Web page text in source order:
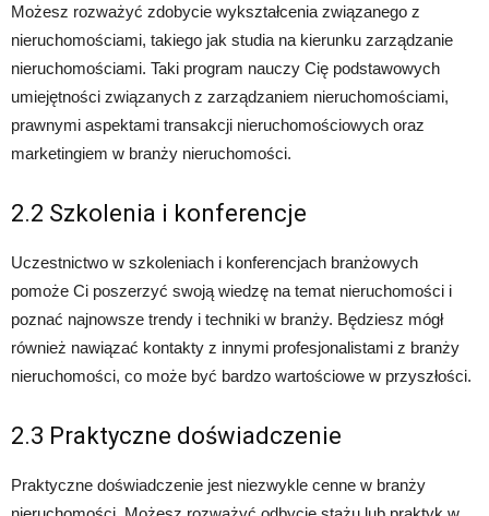
Możesz rozważyć zdobycie wykształcenia związanego z
nieruchomościami, takiego jak studia na kierunku zarządzanie
nieruchomościami. Taki program nauczy Cię podstawowych
umiejętności związanych z zarządzaniem nieruchomościami,
prawnymi aspektami transakcji nieruchomościowych oraz
marketingiem w branży nieruchomości.
2.2 Szkolenia i konferencje
Uczestnictwo w szkoleniach i konferencjach branżowych
pomoże Ci poszerzyć swoją wiedzę na temat nieruchomości i
poznać najnowsze trendy i techniki w branży. Będziesz mógł
również nawiązać kontakty z innymi profesjonalistami z branży
nieruchomości, co może być bardzo wartościowe w przyszłości.
2.3 Praktyczne doświadczenie
Praktyczne doświadczenie jest niezwykle cenne w branży